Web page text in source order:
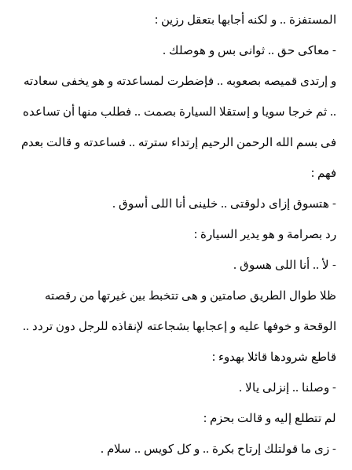
المستفزة .. و لكنه أجابها بتعقل رزين :
- معاكى حق .. ثوانى بس و هوصلك .
و إرتدى قميصه بصعوبه .. فإضطرت لمساعدته و هو يخفى سعادته
.. ثم خرجا سويا و إستقلا السيارة بصمت .. فطلب منها أن تساعده
فى بسم الله الرحمن الرحيم إرتداء سترته .. فساعدته و قالت بعدم
فهم :
- هتسوق إزاى دلوقتى .. خلينى أنا اللى أسوق .
رد بصرامة و هو يدير السيارة :
- لأ .. أنا اللى هسوق .
ظلا طوال الطريق صامتين و هى تتخبط بين غيرتها من رقصته
الوقحة و خوفها عليه و إعجابها بشجاعته لإنقاذه للرجل دون تردد ..
قاطع شرودها قائلا بهدوء :
- وصلنا .. إنزلى يالا .
لم تتطلع إليه و قالت بحزم :
- زى ما قولتلك إرتاح بكرة .. و كل كويس .. سلام .